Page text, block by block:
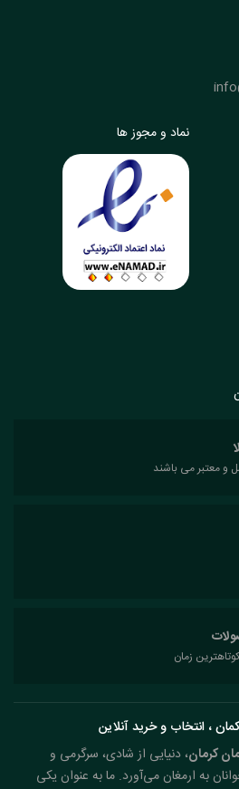
نماد و مجوز ها
و معتبر می باشند
زمان
، انتخاب و خرید آنلاین
کرمان، دنیایی از شادی، سرگرمی و
به ارمغان می‌آورد. ما به عنوان یکی